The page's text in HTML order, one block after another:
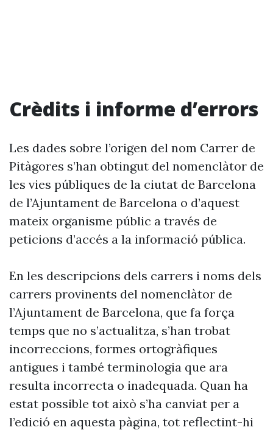
Crèdits i informe d’errors
Les dades sobre l’origen del nom Carrer de
Pitàgores s’han obtingut del nomenclàtor de
les vies públiques de la ciutat de Barcelona
de l’Ajuntament de Barcelona o d’aquest
mateix organisme públic a través de
peticions d’accés a la informació pública.
En les descripcions dels carrers i noms dels
carrers provinents del nomenclàtor de
l’Ajuntament de Barcelona, que fa força
temps que no s’actualitza, s’han trobat
incorreccions, formes ortogràfiques
antigues i també terminologia que ara
resulta incorrecta o inadequada. Quan ha
estat possible tot això s’ha canviat per a
l’edició en aquesta pàgina, tot reflectint-hi